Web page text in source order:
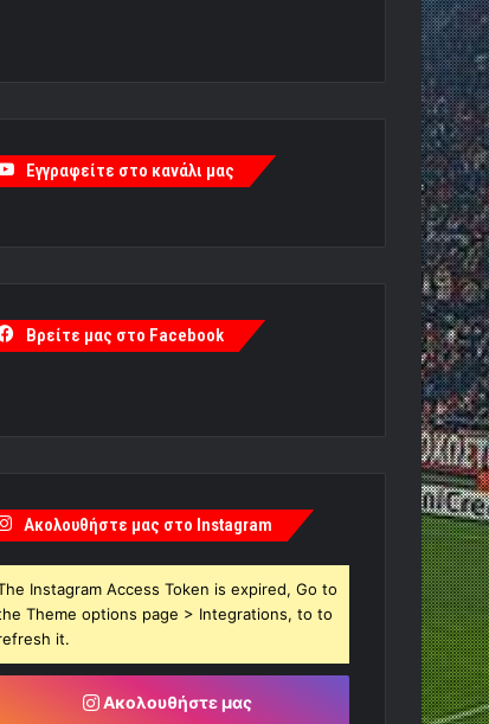
Εγγραφείτε στο κανάλι μας
Βρείτε μας στο Facebook
Ακολουθήστε μας στο Instagram
Instagram Access Token is expired, Go to
Theme options page > Integrations, to to
it.
Ακολουθήστε μας